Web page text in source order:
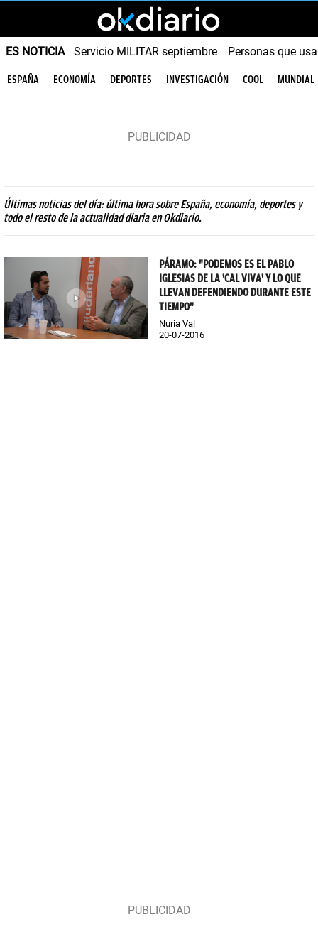
ES NOTICIA Servicio MILITAR septiembre Personas que
ESPAÑA ECONOMÍA DEPORTES INVESTIGACIÓN COOL MUNDIAL
Últimas noticias del día: última hora sobre España, economía, deportes y
todo el resto de la actualidad diaria en Okdiario.
PÁRAMO: "PODEMOS ES EL PABLO
IGLESIAS DE LA 'CAL VIVA' Y LO QUE
LLEVAN DEFENDIENDO DURANTE ESTE
TIEMPO"
Nuria Val
20-07-2016